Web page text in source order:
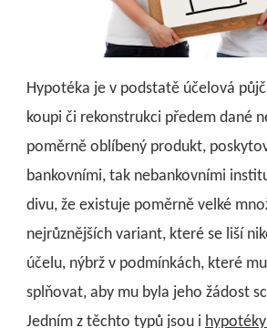
Hypotéka je v podstatě účelová
koupi či rekonstrukci předem dané
poměrně oblíbený produkt,
bankovními, tak nebankovními
divu, že existuje poměrně velké
nejrůznějších variant, které se liší
účelu, nýbrž v podmínkách, které
splňovat, aby mu byla jeho žádost
Jedním z těchto typů jsou i